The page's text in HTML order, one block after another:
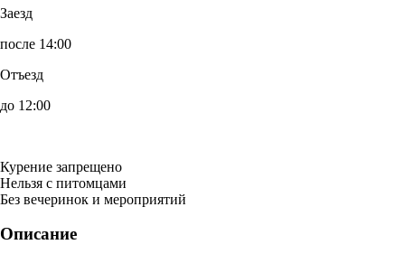
Заезд
после 14:00
Отъезд
до 12:00
Курение запрещено
Нельзя с питомцами
Без вечеринок и мероприятий
Описание